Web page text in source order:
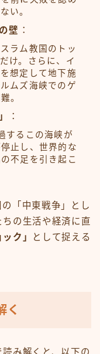
い。
壁 ：
ラム教国のトッ
け。さらに、イ
想定して地下施
ムズ海峡でのゲ
。
：
するこの海峡が
止し、世界的な
不足を引き起こ
「中東戦争」とし
の生活や経済に直
ク」
として捉える
く
み解くと、以下の